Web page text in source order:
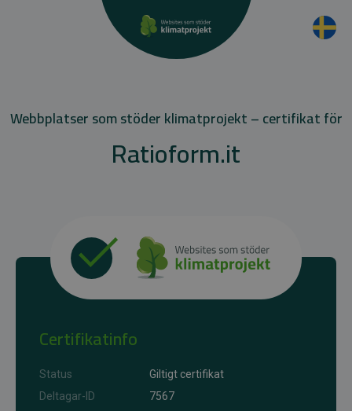
Webbplatser som stöder klimatprojekt – certifikat för
Ratioform.it
Certifikatinfo
Status
Giltigt certifikat
Deltagar-ID
7567